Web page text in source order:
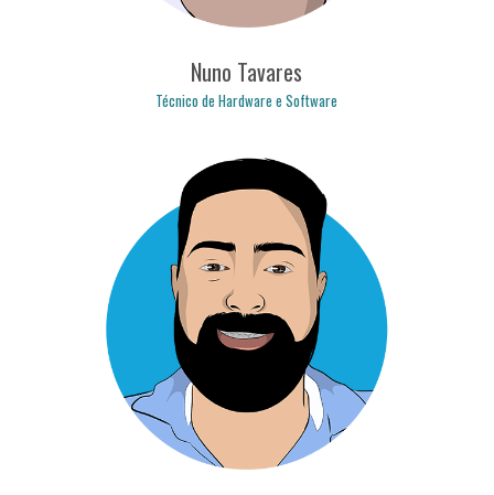
nuno.tavares@logicpulse.com
Nuno Tavares
Técnico de Hardware e Software